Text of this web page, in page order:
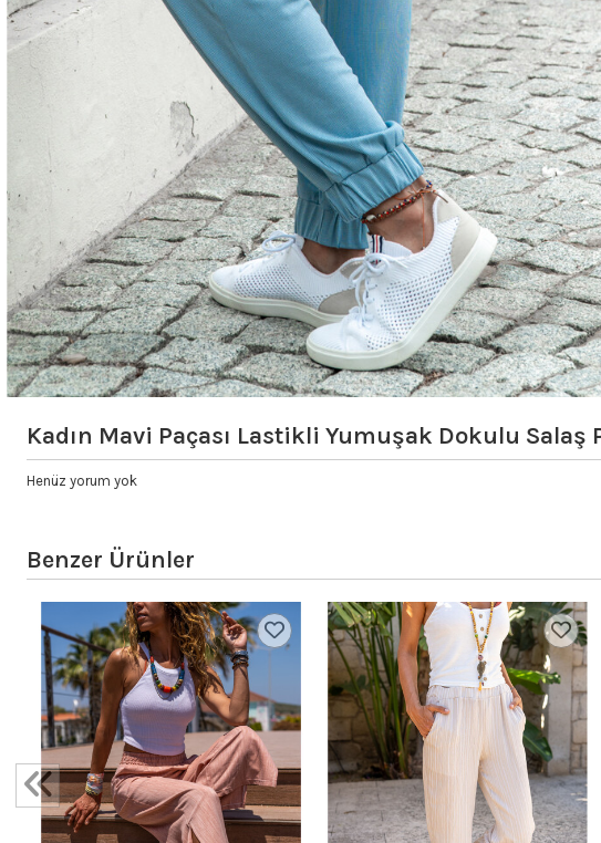
Kadın Mavi Paçası Lastikli Yumuşak Dokulu Salaş
Henüz yorum yok
Benzer Ürünler